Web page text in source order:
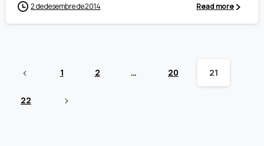
2 de desembre de 2014 Read more
1 2 … 20 21
22